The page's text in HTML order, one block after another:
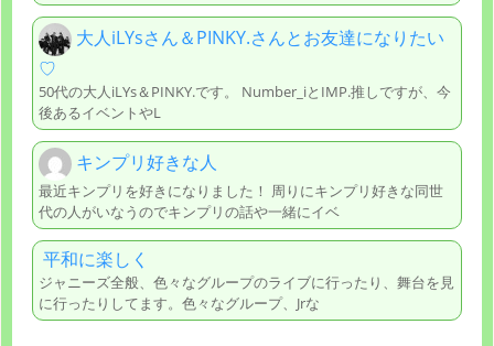
大人iLYsさん＆PINKY.さんとお友達になりたい
♡
50代の大人iLYs＆PINKY.です。 Number_iとIМP.推しですが、今
後あるイベントやL
キンプリ好きな人
最近キンプリを好きになりました！ 周りにキンプリ好きな同世
代の人がいなうのでキンプリの話や一緒にイベ
平和に楽しく
ジャニーズ全般、色々なグループのライブに行ったり、舞台を見
に行ったりしてます。色々なグループ、Jrな